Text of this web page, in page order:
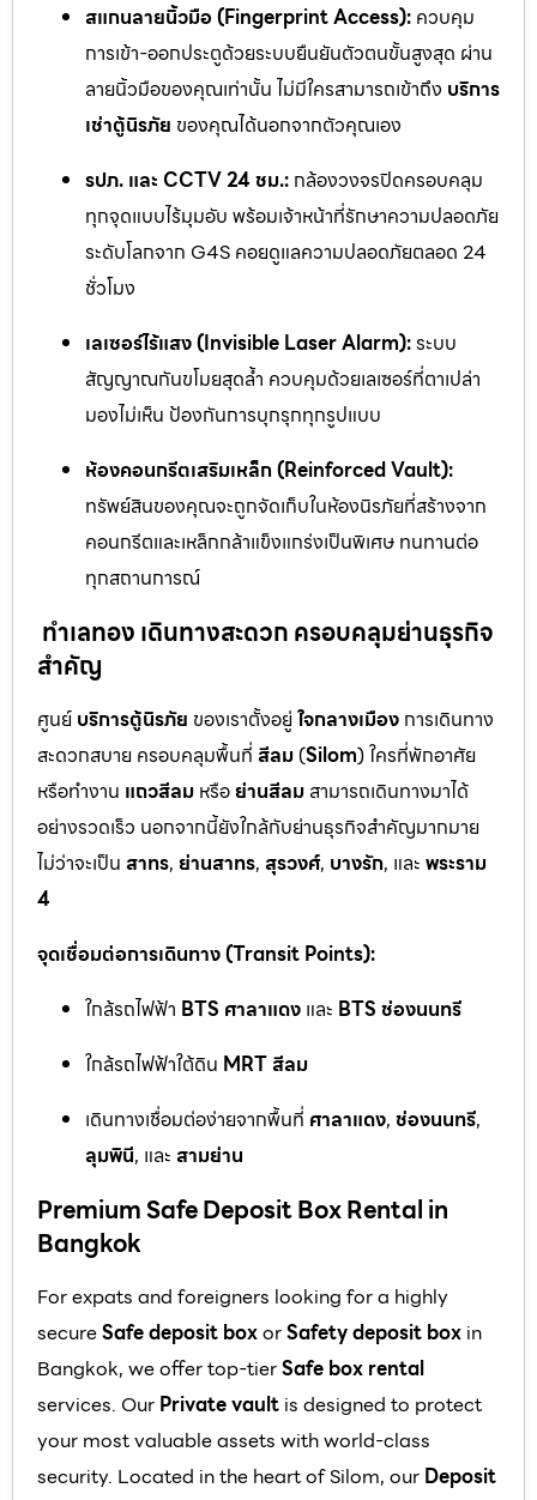
สแกนลายนิ้วมือ (Fingerprint Access): ควบคุม
การเข้า-ออกประตูด้วยระบบยืนยันตัวตนขั้นสูงสุด ผ่าน
ลายนิ้วมือของคุณเท่านั้น ไม่มีใครสามารถเข้าถึง บริการ
เช่าตู้นิรภัย ของคุณได้นอกจากตัวคุณเอง
รปภ. และ CCTV 24 ชม.: กล้องวงจรปิดครอบคลุม
ทุกจุดแบบไร้มุมอับ พร้อมเจ้าหน้าที่รักษาความปลอดภัย
ระดับโลกจาก G4S คอยดูแลความปลอดภัยตลอด 24
ชั่วโมง
เลเซอร์ไร้แสง (Invisible Laser Alarm):ระบบ
สัญญาณกันขโมยสุดล้ำ ควบคุมด้วยเลเซอร์ที่ตาเปล่า
มองไม่เห็น ป้องกันการบุกรุกทุกรูปแบบ
ห้องคอนกรีตเสริมเหล็ก (Reinforced Vault):
ทรัพย์สินของคุณจะถูกจัดเก็บในห้องนิรภัยที่สร้างจาก
คอนกรีตและเหล็กกล้าแข็งแกร่งเป็นพิเศษ ทนทานต่อ
ทุกสถานการณ์
ทำเลทอง เดินทางสะดวก ครอบคลุมย่านธุรกิจ
สำคัญ
ศูนย์ บริการตู้นิรภัย ของเราตั้งอยู่ ใจกลางเมือง การเดินทาง
สะดวกสบาย ครอบคลุมพื้นที่ สีลม(Silom) ใครที่พักอาศัย
หรือทำงาน แถวสีลม หรือย่านสีลม สามารถเดินทางมาได้
อย่างรวดเร็ว นอกจากนี้ยังใกล้กับย่านธุรกิจสำคัญมากมาย
ไม่ว่าจะเป็น สาทร, ย่านสาทร, สุรวงศ์, บางรัก, และ พระราม
4
จุดเชื่อมต่อการเดินทาง (Transit Points):
ใกล้รถไฟฟ้า BTS ศาลาแดง และ BTS ช่องนนทรี
ใกล้รถไฟฟ้าใต้ดิน MRT สีลม
เดินทางเชื่อมต่อง่ายจากพื้นที่ ศาลาแดง, ช่องนนทรี,
ลุมพินี, และ สามย่าน
Premium Safe Deposit Box Rental in
Bangkok
For expats and foreigners looking for a highly
secureSafe deposit boxorSafety deposit box in
Bangkok, we offer top-tierSafe box rental
services. Our Private vault is designed to protect
your most valuable assets with world-class
security. Located in the heart of Silom, our Deposit